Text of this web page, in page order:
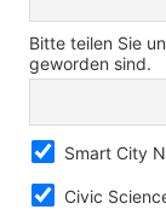
Bitte teilen Sie
geworden sind.
Smart City
Civic